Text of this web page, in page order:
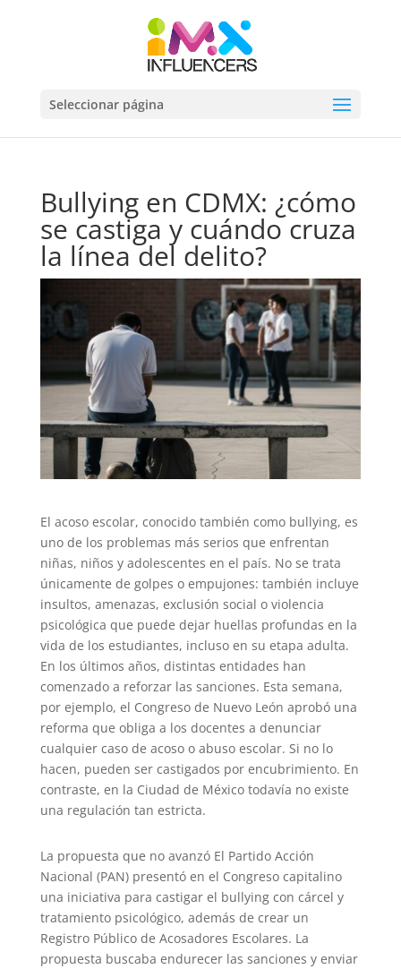
Seleccionar página
Bullying en CDMX: ¿cómo
se castiga y cuándo cruza
la línea del delito?
El acoso escolar, conocido también como bullying, es
uno de los problemas más serios que enfrentan
niñas, niños y adolescentes en el país. No se trata
únicamente de golpes o empujones: también incluye
insultos, amenazas, exclusión social o violencia
psicológica que puede dejar huellas profundas en la
vida de los estudiantes, incluso en su etapa adulta.
En los últimos años, distintas entidades han
comenzado a reforzar las sanciones. Esta semana,
por ejemplo, el Congreso de Nuevo León aprobó una
reforma que obliga a los docentes a denunciar
cualquier caso de acoso o abuso escolar. Si no lo
hacen, pueden ser castigados por encubrimiento. En
contraste, en la Ciudad de México todavía no existe
una regulación tan estricta.
La propuesta que no avanzó El Partido Acción
Nacional (PAN) presentó en el Congreso capitalino
una iniciativa para castigar el bullying con cárcel y
tratamiento psicológico, además de crear un
Registro Público de Acosadores Escolares. La
propuesta buscaba endurecer las sanciones y enviar